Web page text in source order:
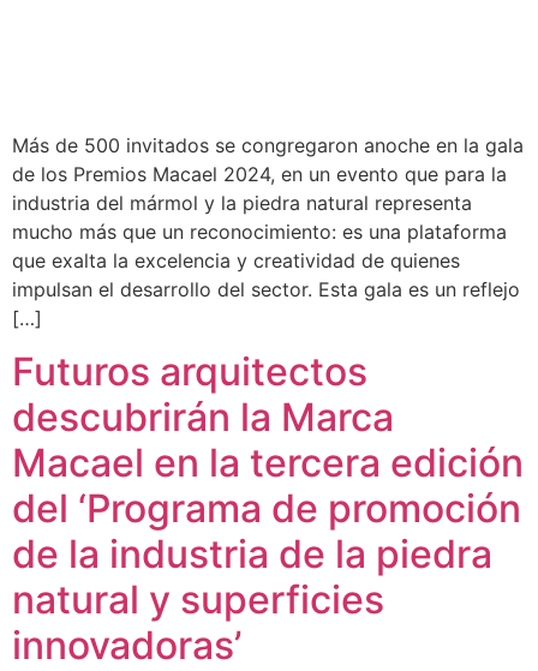
Más de 500 invitados se congregaron anoche en la gala
de los Premios Macael 2024, en un evento que para la
industria del mármol y la piedra natural representa
mucho más que un reconocimiento: es una plataforma
que exalta la excelencia y creatividad de quienes
impulsan el desarrollo del sector. Esta gala es un reflejo
[…]
Futuros arquitectos
descubrirán la Marca
Macael en la tercera edición
del ‘Programa de promoción
de la industria de la piedra
natural y superficies
innovadoras’